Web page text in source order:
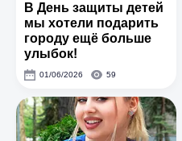
В День защиты детей
мы хотели подарить
городу ещё больше
улыбок!
01/06/2026 59